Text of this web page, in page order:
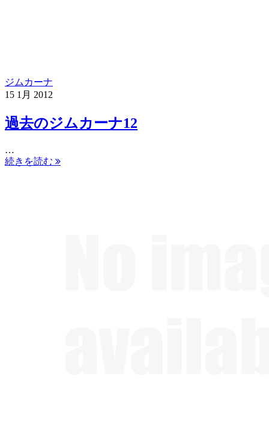
ジムカーナ
15 1月 2012
過去のジムカーナ12
…
続きを読む